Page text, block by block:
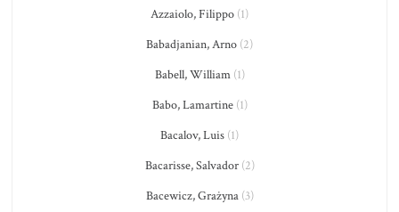
Azzaiolo, Filippo (1)
Babadjanian, Arno (2)
Babell, William(1)
Babo, Lamartine(1)
Bacalov, Luis (1)
Bacarisse, Salvador(2)
Bacewicz, Grażyna(3)